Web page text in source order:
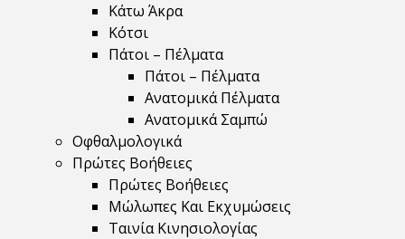
Κάτω Άκρα
Κότσι
Πάτοι – Πέλματα
Πάτοι – Πέλματα
Ανατομικά Πέλματα
Ανατομικά Σαμπώ
Οφθαλμολογικά
Πρώτες Βοήθειες
Πρώτες Βοήθειες
Μώλωπες Και Εκχυμώσεις
Ταινία Κινησιολογίας